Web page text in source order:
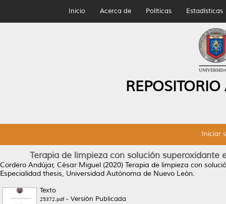
Inicio Acerca de Políticas Estadísticas
Iniciar
Terapia de limpieza con solución
Cordero Andújar, César Miguel (2020) Terapia de limpieza con
Especialidad thesis, Universidad Autónoma de Nuevo León.
Texto
25372.pdf- Versión Publicada